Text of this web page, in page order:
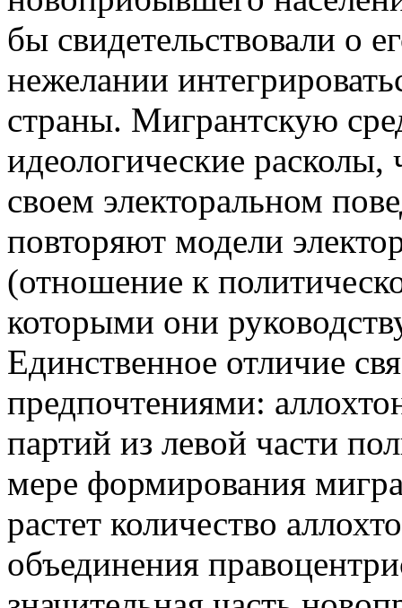
бы свидетельствовали о
нежелании
страны. Мигрантскую
идеологические расколы,
своем электоральном
повторяют модели
(отношение к
которыми они
Единственное отличие
предпочтениями:
партий из левой части
мере формирования
растет количество
объединения